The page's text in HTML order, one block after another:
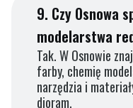
9. Czy Osnowa
modelarstwa
Tak. W Osnowie
farby, chemię
narzędzia i
dioram.